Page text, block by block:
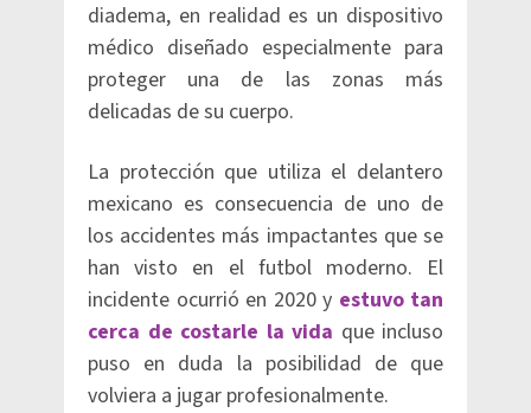
diadema, en realidad es un dispositivo
médico diseñado especialmente para
proteger una de las zonas más
delicadas de su cuerpo.
La protección que utiliza el delantero
mexicano es consecuencia de uno de
los accidentes más impactantes que se
han visto en el futbol moderno. El
incidente ocurrió en 2020 y estuvo tan
cerca de costarle la vida que incluso
puso en duda la posibilidad de que
volviera a jugar profesionalmente.